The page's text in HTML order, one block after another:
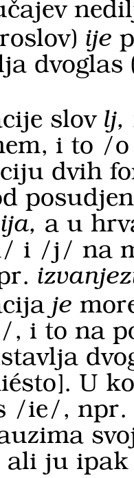
ije
slov lj,
i to /
dvih
a u
i /j/ na
je
, i to na
U
/ie/, npr.
ali ju ipak